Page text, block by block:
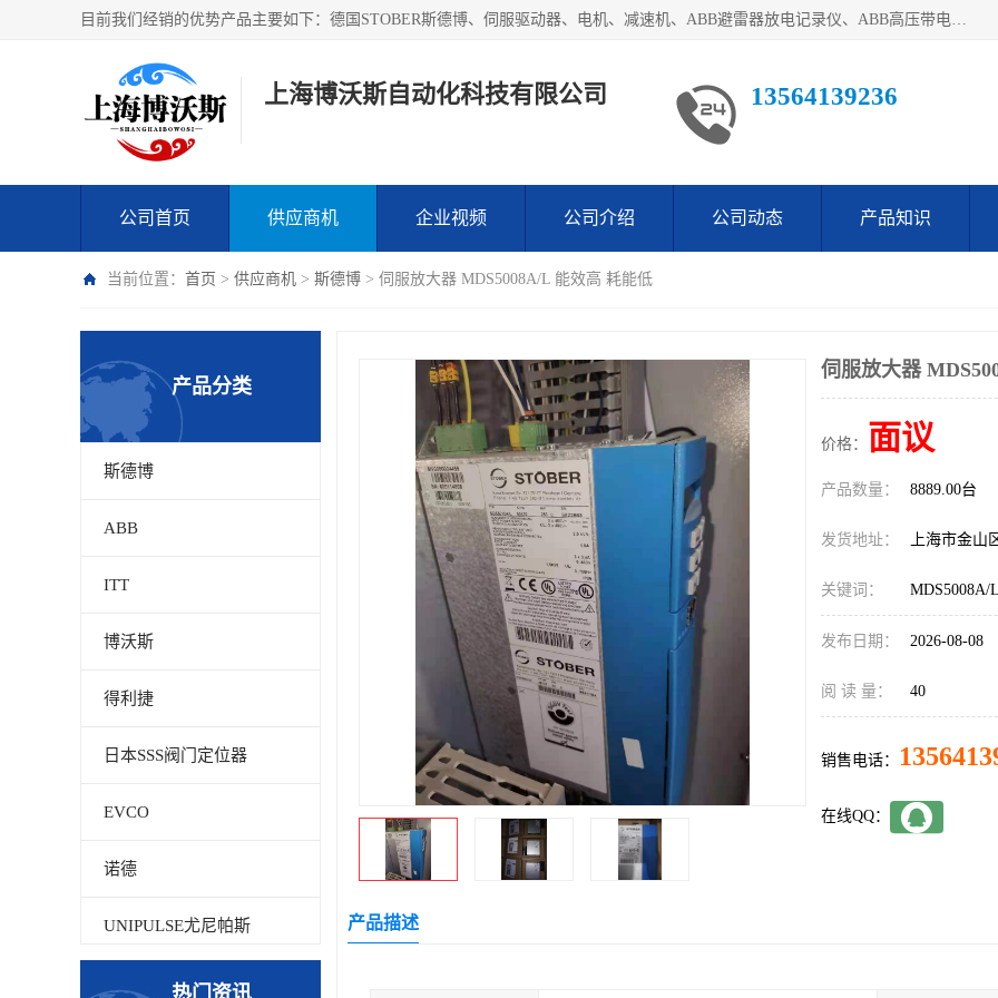
目前我们经销的优势产品主要如下：德国STOBER斯德博、伺服驱动器、电机、减速机、ABB避雷器放电记录仪、ABB高压带电指示器、模拟指示器、柜用照明灯、风机控制器、日本SSS阀门定位器；德国NORD诺德、德国SEW、ITT压力开关、ROSS、伦茨、WEST、ATOS、派克、SSS、三菱、 EVCO、 尤尼帕斯、日本三桥、三菱、威格士、KEB科比等等，品牌众多，无法一一列举！详情来电咨询
上海博沃斯自动化科技有限公司 13564139236
公司首页 供应商机 企业视频 公司介绍 公司动态 产品知识
当前位置： 首页 > 供应商机 > 斯德博 > 伺服放大器 MDS5008A/L 能效高 耗能低
产品分类
斯德博
ABB
ITT
博沃斯
得利捷
日本SSS阀门定位器
EVCO
诺德
UNIPULSE尤尼帕斯
热门资讯
伺服放大器
价格： 面议
产品数量： 8889.00台
发货地址： 上海市金山
关键词： MDS5008A/L
发布日期： 2026-08-08
阅 读 量： 40
销售电话：
在线QQ：
产品描述